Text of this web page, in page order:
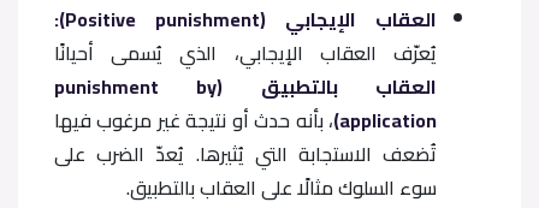
العقاب الإيجابي (Positive punishment):
يُعرّف العقاب الإيجابي، الذي يُسمى أحيانًا
العقاب بالتطبيق (punishment by
application) ، بأنه حدث أو نتيجة غير مرغوب فيها
تُضعف الاستجابة التي يُثيرها. يُعدّ الضرب على
سوء السلوك مثالًا على العقاب بالتطبيق.